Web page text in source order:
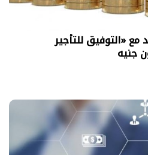
«التوفيق للتأجير